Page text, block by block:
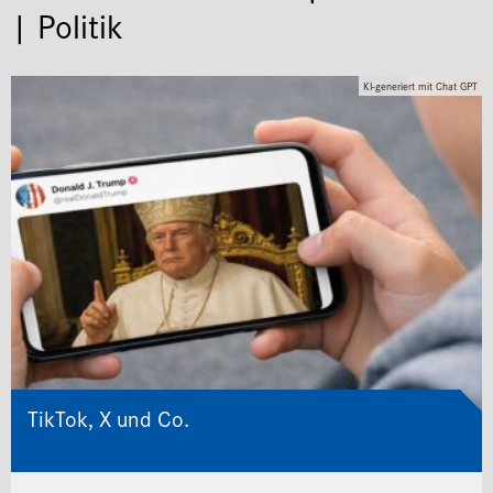
wir sind ja in der katholischen Welt.
Da ruft man natürlich den Kardinal an
Lasst mich mal eine Nacht drüber
| Politik
KI-generiert mit Chat GPT
TikTok, X und Co.